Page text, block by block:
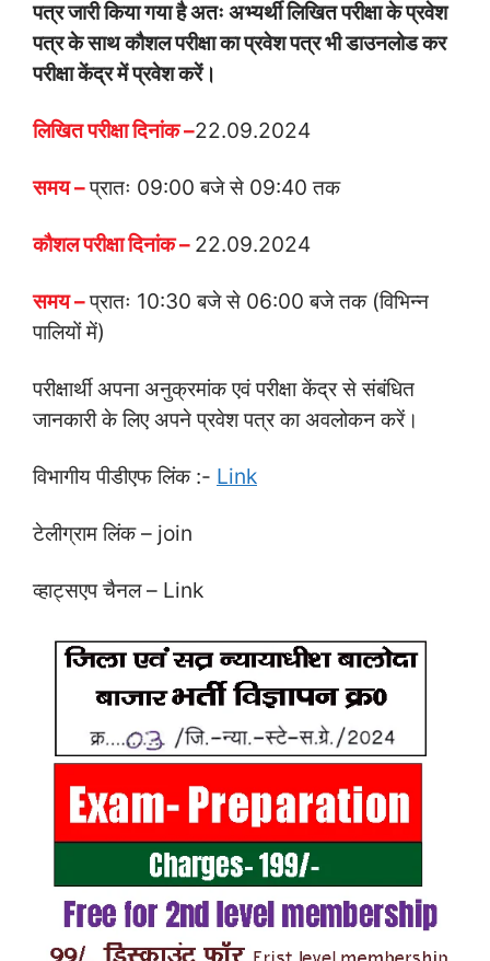
पत्र जारी किया गया है अतः अभ्यर्थी लिखित परीक्षा के प्रवेश
पत्र के साथ कौशल परीक्षा का प्रवेश पत्र भी डाउनलोड कर
परीक्षा केंद्र में प्रवेश करें।
लिखित परीक्षा दिनांक –22.09.2024
समय –प्रातः 09:00 बजे से 09:40 तक
कौशल परीक्षा दिनांक – 22.09.2024
समय –प्रातः 10:30 बजे से 06:00 बजे तक (विभिन्न
पालियों में)
परीक्षार्थी अपना अनुक्रमांक एवं परीक्षा केंद्र से संबंधित
जानकारी के लिए अपने प्रवेश पत्र का अवलोकन करें।
विभागीय पीडीएफ लिंक :- Link
टेलीग्राम लिंक – join
व्हाट्सएप चैनल – Link